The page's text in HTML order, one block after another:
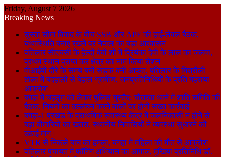
Friday, August 7 2026
Breaking News
सुस्ता सीमा विवाद के बीच SSB और APF की हाई-लेवल बैठक,
यथास्थिति बनाए रखने पर नेपाल का बड़ा आश्वासन
पतिलार सीएचसी के हेल्दी बेबी शो में प्रियंका देवी के लाल का जलवा,
प्रथम स्थान प्राप्त कर क्षेत्र का नाम किया रोशन
वीआईपी दौरे के समय बनी सड़क बनी आफत, पतिलार के मिश्रौली
टोला में बदहाली से बेहाल ग्रामीण, जनप्रतिनिधियों के प्रति गहराया
आक्रोश
बगहा में चहलूम को लेकर पुलिस मुस्तैद: चौतरवा थाने में शांति समिति की
बैठक, नियमों का उल्लंघन करने वालों पर होगी सख्त कार्रवाई
बगहा-1 प्रखंड के प्राथमिक स्वास्थ्य केंद्र में जलनिकासी न होने से
बढ़ा बीमारियों का खतरा, स्थानीय निवासियों ने व्यवस्था सुधारने की
उठाई मांग।
VTR से निकले बाघ का हमला, बगहा में महिला की मौत से आक्रोश
पतिलार पंचायत में फॉगिंग अभियान का आगाज, मुखिया प्रतिनिधि डॉ.